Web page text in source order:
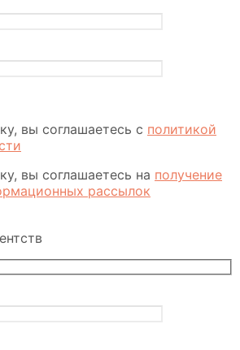
вы соглашаетесь с политикой
вы соглашаетесь на получение
рассылок